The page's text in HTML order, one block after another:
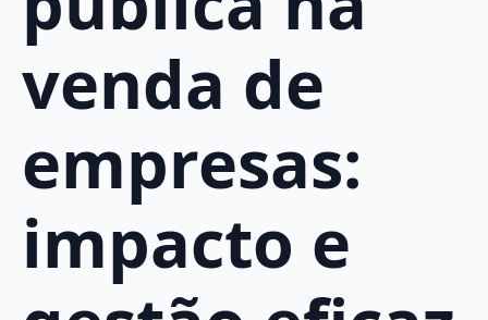
venda de
empresas:
impacto e